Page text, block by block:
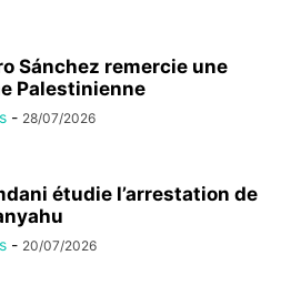
Sánchez remercie une
Palestinienne
- 28/07/2026
étudie l’arrestation de
- 20/07/2026